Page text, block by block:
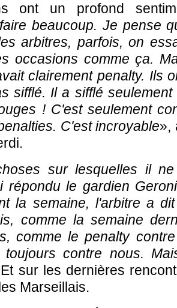
ont un profond
beaucoup. Je pense
arbitres, parfois, on
occasions comme ça.
clairement penalty. Ils
sifflé. Il a sifflé
! C'est seulement
C'est incroyable»,
sur lesquelles il
répondu le gardien
la semaine, l'arbitre a
comme la semaine
comme le penalty
contre nous.
sur les dernières
Marseillais.